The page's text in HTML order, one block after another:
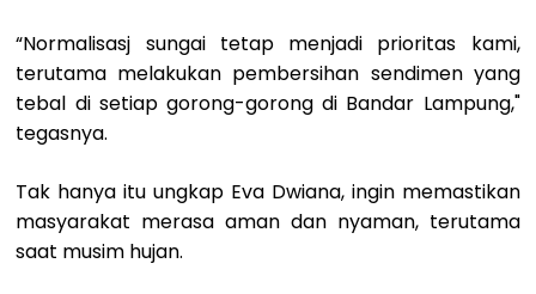
“Normalisasj sungai tetap menjadi prioritas kami,
terutama melakukan pembersihan sendimen yang
tebal di setiap gorong-gorong di Bandar Lampung,"
tegasnya.
Tak hanya itu ungkap Eva Dwiana, ingin memastikan
masyarakat merasa aman dan nyaman, terutama
saat musim hujan.